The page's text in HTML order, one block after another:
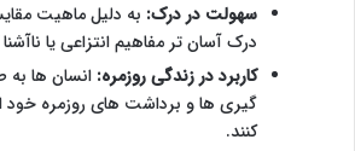
سهولت در درک: به دلیل ماهیت
درک آسان تر مفاهیم انتزاعی یا
کاربرد در زندگی روزمره: انسان ها
گیری ها و برداشت های روزمره خود
کنند.